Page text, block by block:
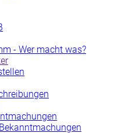
- Wer macht was?